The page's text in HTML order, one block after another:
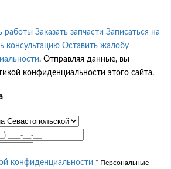
работы Заказать запчасти Записаться на
консультацию Оставить жалобу
. Отправляя данные, вы
конфиденциальности этого сайта.
конфиденциальности * Персональные